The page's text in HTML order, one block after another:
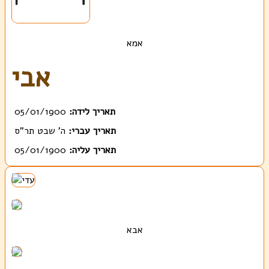
אמא
אבי
תאריך לידה: 05/01/1900
תאריך עברי: ה' שבט תר"ס
תאריך עליה: 05/01/1900
אבא